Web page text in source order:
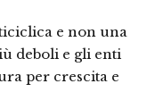
e non una
deboli e gli enti
per crescita e